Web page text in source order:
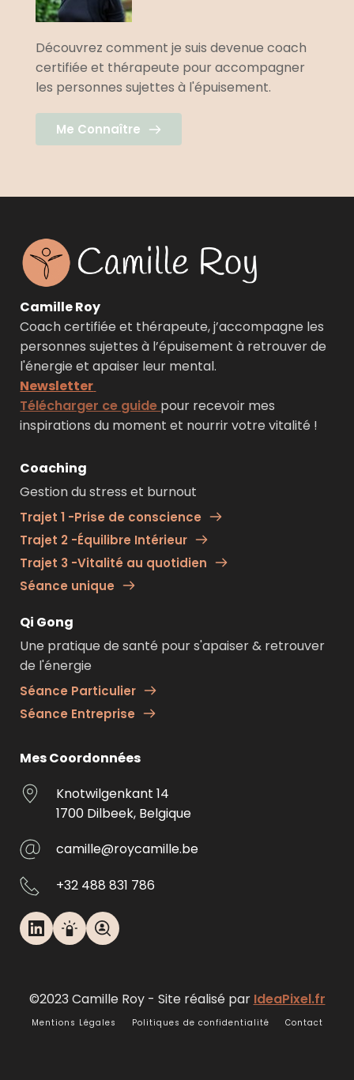
Découvrez comment je suis devenue coach
certifiée et thérapeute pour accompagner
les personnes sujettes à l'épuisement.
Me Connaître
Camille Roy
Coach certifiée et thérapeute, j’accompagne les
personnes sujettes à l’épuisement à retrouver de
l'énergie et apaiser leur mental.
Newsletter
Télécharger ce guide pour recevoir mes
inspirations du moment et nourrir votre vitalité !
Coaching
Gestion du stress et burnout
Trajet 1 -Prise de conscience
Trajet 2 -Équilibre Intérieur
Trajet 3 -Vitalité au quotidien
Séance unique
Qi Gong
Une pratique de santé pour s'apaiser & retrouver
de l'énergie
Séance Particulier
Séance Entreprise
Mes Coordonnées
Knotwilgenkant 14
1700 Dilbeek, Belgique
camille@roycamille.be
+32 488 831 786
©2023 Camille Roy - Site réalisé par IdeaPixel.fr
Mentions Légales Politiques de confidentialité Contact